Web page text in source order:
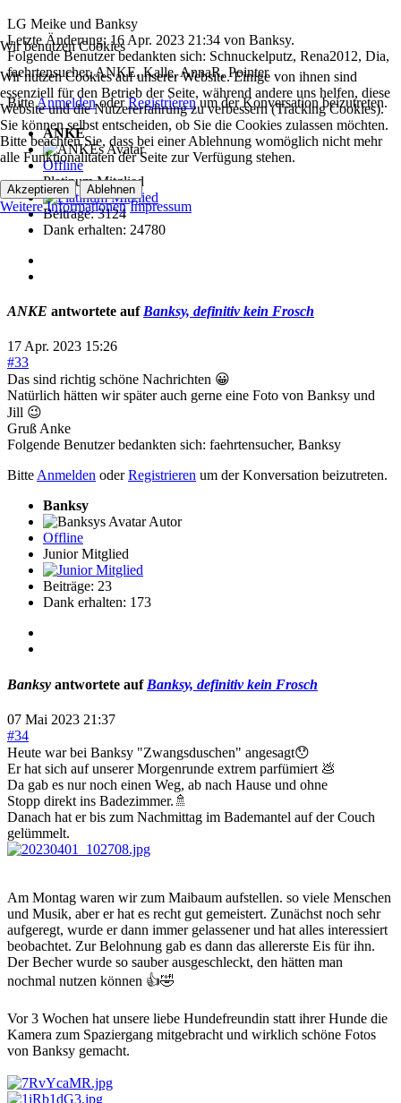
LG Meike und Banksy
Letzte Änderung: 16 Apr. 2023 21:34 von Banksy.
Folgende Benutzer bedankten sich: Schnuckelputz, Rena2012, Dia,
faehrtensucher,ANKE,Kalle,AnnaR,Pointer
BitteAnmeldenoderRegistrierenum der Konversation beizutreten.
ANKE
Offline
Platinum Mitglied
Beiträge: 3124
Dank erhalten: 24780
ANKE antwortete auf Banksy, definitiv kein Frosch
17 Apr. 2023 15:26
#33
Das sind richtig schöne Nachrichten 😀
Natürlich hätten wir später auch gerne eine Foto von Banksy und
Jill 😉
Gruß Anke
Folgende Benutzer bedankten sich: faehrtensucher, Banksy
BitteAnmelden oderRegistrieren um der Konversation beizutreten.
Banksy
Autor
Offline
Junior Mitglied
Beiträge: 23
Dank erhalten: 173
Banksy antwortete auf Banksy, definitiv kein Frosch
07 Mai 2023 21:37
#34
Heute war bei Banksy "Zwangsduschen" angesagt😯
Er hat sich auf unserer Morgenrunde extrem parfümiert 💩
Da gab es nur noch einen Weg, ab nach Hause und ohne
Stopp direkt ins Badezimmer.🚿
Danach hat er bis zum Nachmittag im Bademantel auf der Couch
gelümmelt.
Am Montag waren wir zum Maibaum aufstellen. so viele Menschen
und Musik, aber er hat es recht gut gemeistert. Zunächst noch sehr
aufgeregt, wurde er dann immer gelassener und hat alles interessiert
beobachtet. Zur Belohnung gab es dann das allererste Eis für ihn.
Der Becher wurde so sauber ausgeschleckt, den hätten man
nochmal nutzen können 👍🤣
Vor 3 Wochen hat unsere liebe Hundefreundin statt ihrer Hunde die
Kamera zum Spaziergang mitgebracht und wirklich schöne Fotos
von Banksy gemacht.
Wir benutzen Cookies
Wir nutzen Cookies auf unserer Website. Einige von ihnen sind
essenziell für den Betrieb der Seite, während andere uns helfen, diese
Website und die Nutzererfahrung zu verbessern (Tracking Cookies).
Sie können selbst entscheiden, ob Sie die Cookies zulassen möchten.
Bitte beachten Sie, dass bei einer Ablehnung womöglich nicht mehr
alle Funktionalitäten der Seite zur Verfügung stehen.
Akzeptieren Ablehnen
Weitere Informationen Impressum